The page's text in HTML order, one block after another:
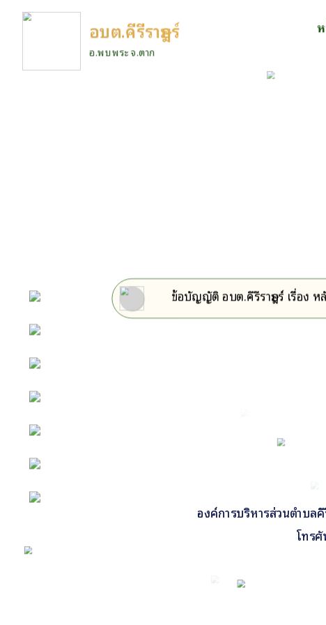
อบต.คีรีราษฎร์
อ.พบพระ จ.ตาก
ข้อบัญญัติ อบต.คีรีราษฎร์ เรื่อง
องค์การบริหารส่วนตำบล
โทร